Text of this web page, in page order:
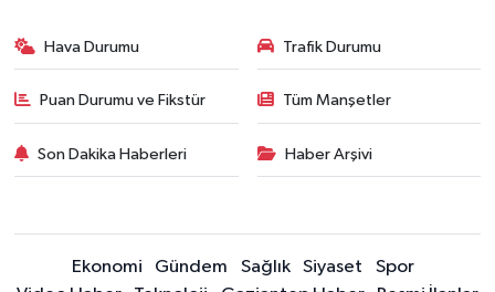
Hava Durumu Trafik Durumu
Puan Durumu ve Fikstür Tüm Manşetler
Son Dakika Haberleri Haber Arşivi
Ekonomi Gündem Sağlık Siyaset
Spor